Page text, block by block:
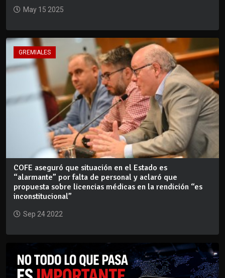
May 15 2025
GREMIALES
COFE aseguró que situación en el Estado es
“alarmante” por falta de personal y aclaró que
propuesta sobre licencias médicas en la rendición “es
inconstitucional”
Sep 24 2022